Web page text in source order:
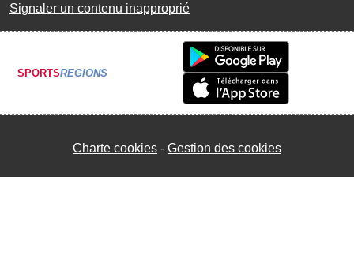
Signaler un contenu inapproprié
SPORTSREGIONS
Charte cookies Gestion des cookies